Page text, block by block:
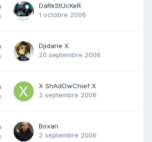
DaRkStUcKeR
1 octobre 2006
Djidane X
20 septembre 2006
X ShAdOwChief X
3 septembre 2006
Boxan
2 septembre 2006